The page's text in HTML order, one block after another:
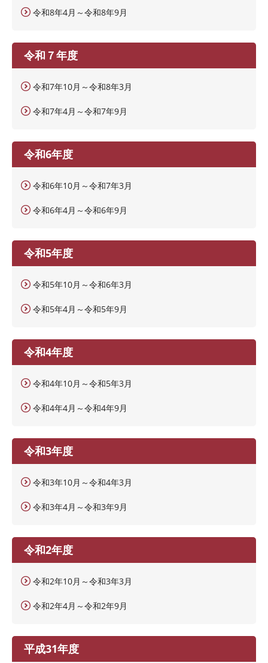
令和8年4月～令和8年9月
令和７年度
令和7年10月～令和8年3月
令和7年4月～令和7年9月
令和6年度
令和6年10月～令和7年3月
令和6年4月～令和6年9月
令和5年度
令和5年10月～令和6年3月
令和5年4月～令和5年9月
令和4年度
令和4年10月～令和5年3月
令和4年4月～令和4年9月
令和3年度
令和3年10月～令和4年3月
令和3年4月～令和3年9月
令和2年度
令和2年10月～令和3年3月
令和2年4月～令和2年9月
平成31年度